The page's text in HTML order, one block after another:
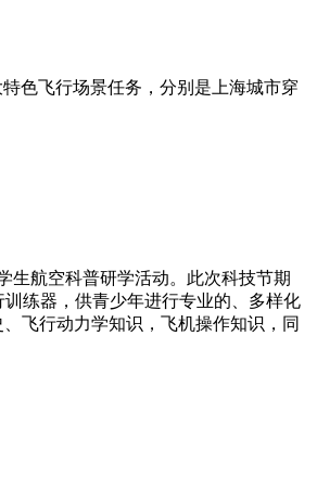
色飞行场景任务，分别是上海城市穿
生航空科普研学活动。此次科技节期
训练器，供青少年进行专业的、多样化
飞行动力学知识，飞机操作知识，同